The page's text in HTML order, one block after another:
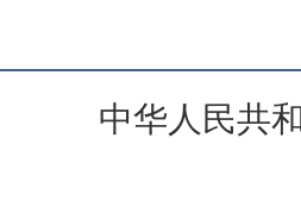
中华人民共